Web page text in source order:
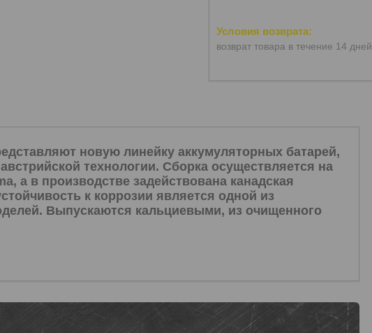
возврат товара в течение 14 дней
новую линейку аккумуляторных батарей,
технологии. Сборка осуществляется на
а в производстве задействована канадская
к коррозии является одной из
Выпускаются кальциевыми, из очищенного